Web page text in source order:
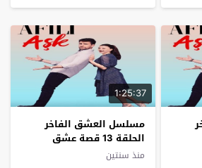
1:25:37
مسلسل العشق الفاخر
الحلقة 13 قصة عشق
منذ سنتين